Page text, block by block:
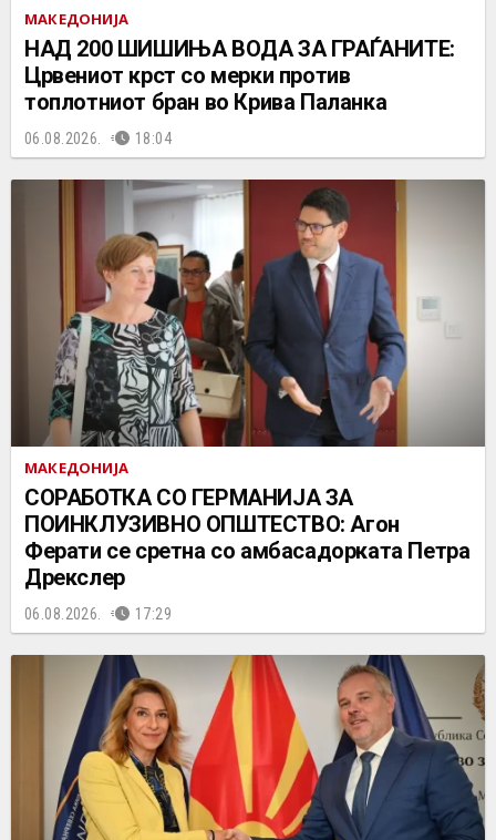
МАКЕДОНИЈА
НАД 200 ШИШИЊА ВОДА ЗА ГРАЃАНИТЕ:
Црвениот крст со мерки против
топлотниот бран во Крива Паланка
06.08.2026. 18:04
МАКЕДОНИЈА
СОРАБОТКА СО ГЕРМАНИЈА ЗА
ПОИНКЛУЗИВНО ОПШТЕСТВО: Агон
Ферати се сретна со амбасадорката Петра
Дрекслер
06.08.2026. 17:29